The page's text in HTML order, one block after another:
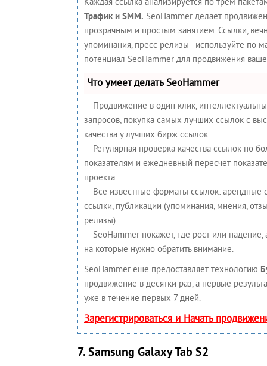
Каждая ссылка анализируется по трем
Трафик и SMM. SeoHammer делает
прозрачным и простым занятием. Ссылки,
упоминания, пресс-релизы - используйте по
потенциал SeoHammer для продвижения
Что умеет делать SeoHammer
— Продвижение в один клик,
запросов, покупка самых лучших ссылок с
качества у лучших бирж ссылок.
— Регулярная проверка качества ссылок по
показателям и ежедневный пересчет
проекта.
— Все известные форматы ссылок: арендные
ссылки, публикации (упоминания, мнения,
релизы).
— SeoHammer покажет, где рост или падение,
на которые нужно обратить внимание.
SeoHammer еще предоставляет технологию
продвижение в десятки раз, а первые
уже в течение первых 7 дней.
Зарегистрироваться и Начать
7. Samsung Galaxy Tab S2